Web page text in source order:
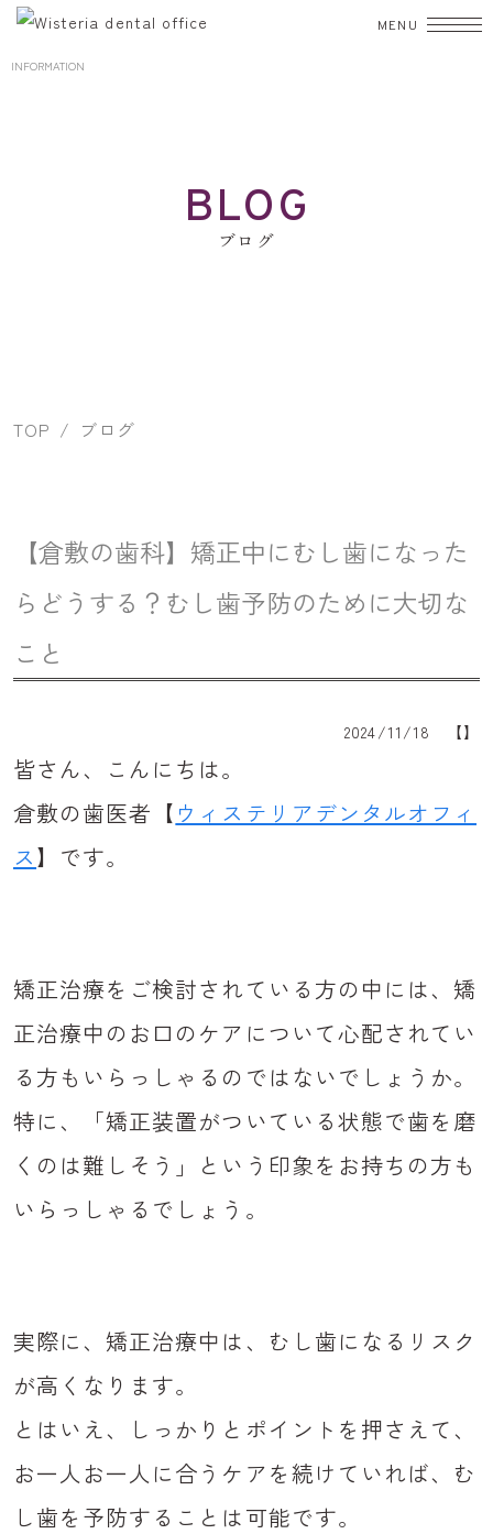
院内紹介
お知らせ
コラム
086-441-7500
INFORMATION
BLOG
ブログ
TOP ブログ
【倉敷の歯科】矯正中にむし歯になった
らどうする？むし歯予防のために大切な
こと
2024/11/18 【】
皆さん、こんにちは。
倉敷の歯医者【 ウィステリアデンタルオフィ
ス】です。
矯正治療をご検討されている方の中には、矯
正治療中のお口のケアについて心配されてい
る方もいらっしゃるのではないでしょうか。
特に、「矯正装置がついている状態で歯を磨
くのは難しそう」という印象をお持ちの方も
いらっしゃるでしょう。
実際に、矯正治療中は、むし歯になるリスク
が高くなります。
とはいえ、しっかりとポイントを押さえて、
お一人お一人に合うケアを続けていれば、む
し歯を予防することは可能です。